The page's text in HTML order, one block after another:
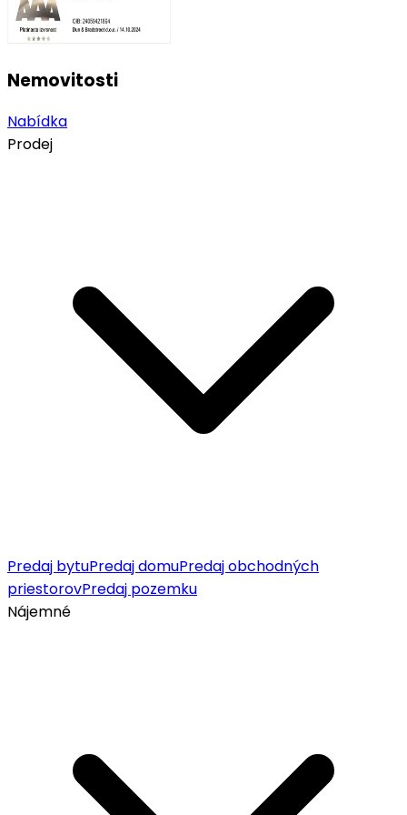
Nemovitosti
Nabídka
Prodej
Predaj bytuPredaj domuPredaj obchodných
priestorovPredaj pozemku
Nájemné